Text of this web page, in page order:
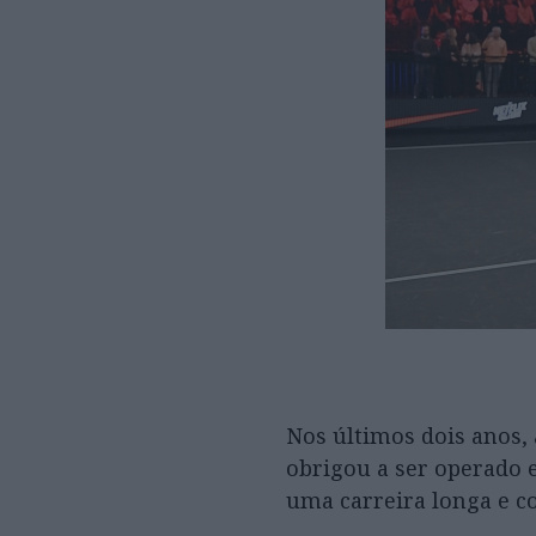
Nos últimos dois anos,
obrigou a ser operado
uma carreira longa e